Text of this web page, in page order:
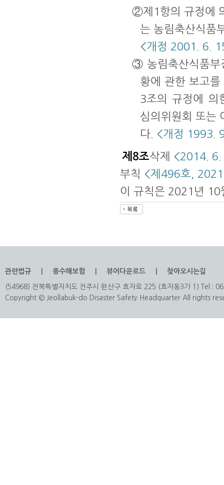
②제1항의 규정에
는 농림축산식품
<개정 2001. 6.
③ 농림축산식품부
황에 관한 보고
3조의 규정에 의
심의위원회 또는
다. <개정 1993.
제8조삭제 <2014. 6.
부칙 <제496호,
이 규칙은 2021년 10
관련법규 풍수해보험 뷰어다운로드 찾아오시는길
(54968) 전북특별자치도 전주시 완산구 효자로 225 (효자동3가 1) Tel :
Copyright © Jeollabuk-do Disaster Safety Headquarter All rights